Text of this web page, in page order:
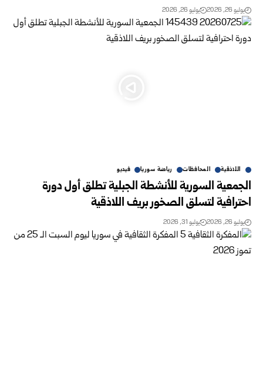
يوليو 26, 2026 يوليو 26, 2026
اللاذقية المحافظات رياضة سوريا فيديو
الجمعية السورية للأنشطة الجبلية تطلق أول دورة
احترافية لتسلق الصخور بريف اللاذقية
يوليو 26, 2026 يوليو 31, 2026